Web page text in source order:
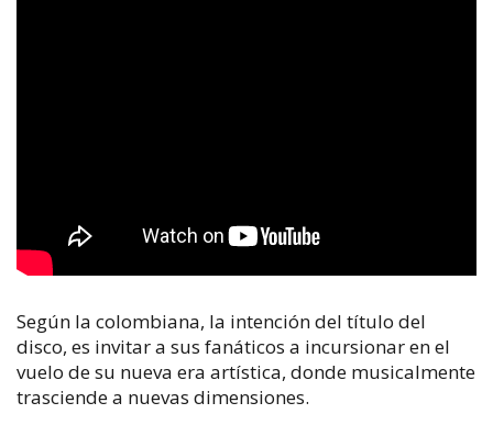
Según la colombiana, la intención del título del
disco, es invitar a sus fanáticos a incursionar en el
vuelo de su nueva era artística, donde musicalmente
trasciende a nuevas dimensiones.